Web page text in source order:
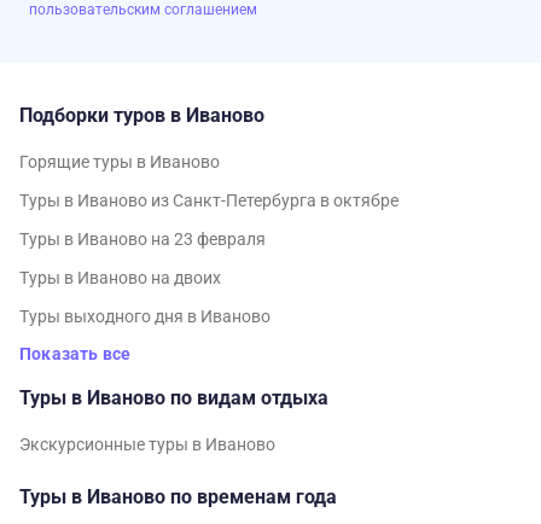
пользовательским соглашением
Подборки туров в Иваново
Горящие туры в Иваново
Туры в Иваново из Санкт-Петербурга в октябре
Туры в Иваново на 23 февраля
Туры в Иваново на двоих
Туры выходного дня в Иваново
Показать все
Туры в Иваново по видам отдыха
Экскурсионные туры в Иваново
Туры в Иваново по временам года